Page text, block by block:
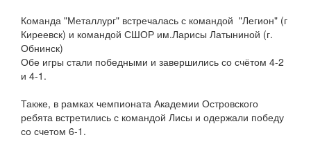
Команда "Металлург" встречалась с командой "Легион" (г
Киреевск) и командой СШОР им.Ларисы Латыниной (г.
Обнинск)
Обе игры стали победными и завершились со счётом 4-2
и 4-1.
Также, в рамках чемпионата Академии Островского
ребята встретились с командой Лисы и одержали победу
со счетом 6-1.